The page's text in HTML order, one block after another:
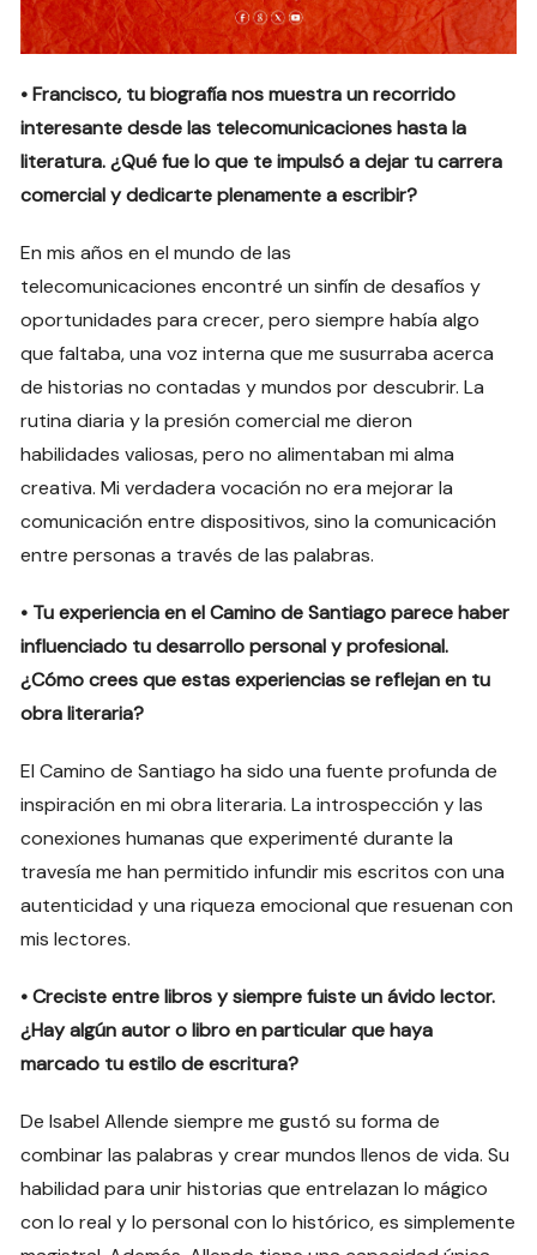
• Francisco, tu biografía nos muestra un recorrido
interesante desde las telecomunicaciones hasta la
literatura. ¿Qué fue lo que te impulsó a dejar tu carrera
comercial y dedicarte plenamente a escribir?
En mis años en el mundo de las
telecomunicaciones encontré un sinfín de desafíos y
oportunidades para crecer, pero siempre había algo
que faltaba, una voz interna que me susurraba acerca
de historias no contadas y mundos por descubrir. La
rutina diaria y la presión comercial me dieron
habilidades valiosas, pero no alimentaban mi alma
creativa. Mi verdadera vocación no era mejorar la
comunicación entre dispositivos, sino la comunicación
entre personas a través de las palabras.
• Tu experiencia en el Camino de Santiago parece haber
influenciado tu desarrollo personal y profesional.
¿Cómo crees que estas experiencias se reflejan en tu
obra literaria?
El Camino de Santiago ha sido una fuente profunda de
inspiración en mi obra literaria. La introspección y las
conexiones humanas que experimenté durante la
travesía me han permitido infundir mis escritos con una
autenticidad y una riqueza emocional que resuenan con
mis lectores.
• Creciste entre libros y siempre fuiste un ávido lector.
¿Hay algún autor o libro en particular que haya
marcado tu estilo de escritura?
De Isabel Allende siempre me gustó su forma de
combinar las palabras y crear mundos llenos de vida. Su
habilidad para unir historias que entrelazan lo mágico
con lo real y lo personal con lo histórico, es simplemente